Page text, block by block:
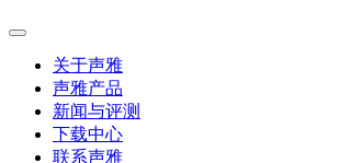
关于声雅
声雅产品
新闻与评测
下载中心
联系声雅